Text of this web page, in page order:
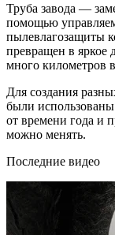
Труба завода —
помощью
пылевлагозащиты
превращен в яркое
много километров
Для создания
были использованы
от времени года и
можно менять.
Последние видео